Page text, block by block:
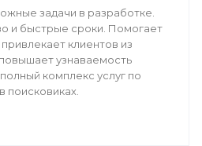
задачи в разработке.
и быстрые сроки. Помогает
клиентов из
узнаваемость
комплекс услуг по
поисковиках.